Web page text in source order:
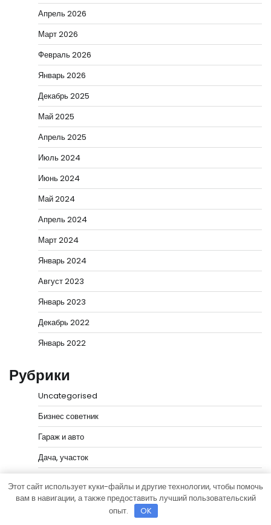
Апрель 2026
Март 2026
Февраль 2026
Январь 2026
Декабрь 2025
Май 2025
Апрель 2025
Июль 2024
Июнь 2024
Май 2024
Апрель 2024
Март 2024
Январь 2024
Август 2023
Январь 2023
Декабрь 2022
Январь 2022
Рубрики
Uncategorised
Бизнес советник
Гараж и авто
Дача, участок
Новости плюс
Этот сайт использует куки-файлы и другие технологии, чтобы помочь
вам в навигации, а также предоставить лучший пользовательский
опыт.
OK